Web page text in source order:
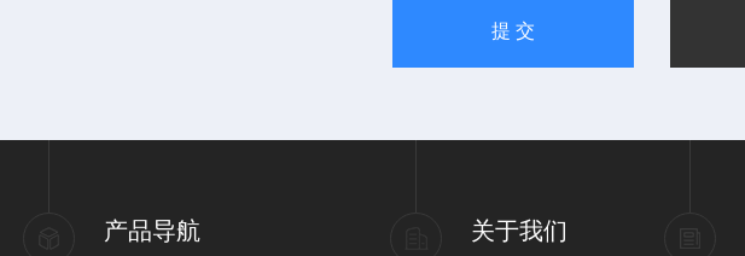
产品导航 关于我们